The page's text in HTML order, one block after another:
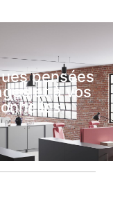
pensées
et à vos